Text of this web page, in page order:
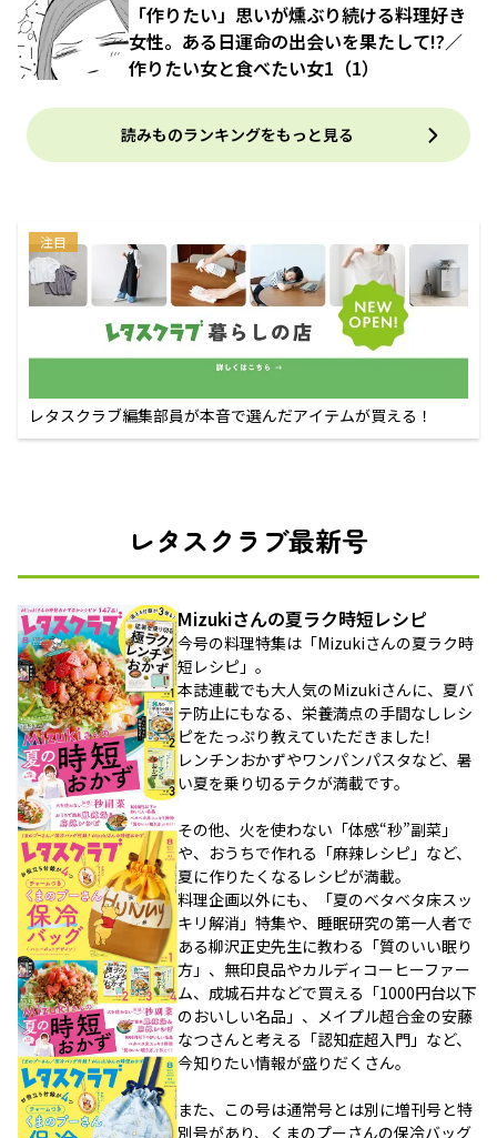
「作りたい」思いが燻ぶり続ける料理好き
女性。ある日運命の出会いを果たして!?／
作りたい女と食べたい女1（1）
読みものランキングをもっと見る
注目
レタスクラブ編集部員が本音で選んだアイテムが買える！
レタスクラブ最新号
Mizukiさんの夏ラク時短レシピ
今号の料理特集は「Mizukiさんの夏ラク時
短レシピ」。
本誌連載でも大人気のMizukiさんに、夏バ
テ防止にもなる、栄養満点の手間なしレシ
ピをたっぷり教えていただきました!
レンチンおかずやワンパンパスタなど、暑
い夏を乗り切るテクが満載です。
その他、火を使わない「体感“秒”副菜」
や、おうちで作れる「麻辣レシピ」など、
夏に作りたくなるレシピが満載。
料理企画以外にも、「夏のベタベタ床スッ
キリ解消」特集や、睡眠研究の第一人者で
ある柳沢正史先生に教わる「質のいい眠り
方」、無印良品やカルディコーヒーファー
ム、成城石井などで買える「1000円台以下
のおいしい名品」、メイプル超合金の安藤
なつさんと考える「認知症超入門」など、
今知りたい情報が盛りだくさん。
また、この号は通常号とは別に増刊号と特
別号があり、くまのプーさんの保冷バッグ